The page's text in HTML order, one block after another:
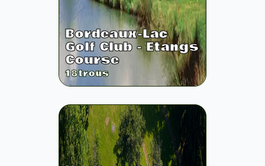
Bordeaux-Lac
Golf Club - Etangs
Course
18trous